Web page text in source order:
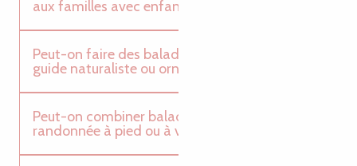
aux familles avec enfants ?
Peut-on faire des balades en bateau avec un
guide naturaliste ou ornithologue ?
Peut-on combiner balade en bateau et
randonnée à pied ou à vélo ?